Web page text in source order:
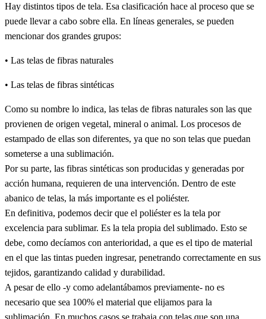
Hay distintos tipos de tela. Esa clasificación hace al proceso que se
puede llevar a cabo sobre ella. En líneas generales, se pueden
mencionar dos grandes grupos:
• Las telas de fibras naturales
• Las telas de fibras sintéticas
Como su nombre lo indica, las telas de fibras naturales son las que
provienen de origen vegetal, mineral o animal. Los procesos de
estampado de ellas son diferentes, ya que no son telas que puedan
someterse a una sublimación.
Por su parte, las fibras sintéticas son producidas y generadas por
acción humana, requieren de una intervención. Dentro de este
abanico de telas, la más importante es el poliéster.
En definitiva, podemos decir que el poliéster es la tela por
excelencia para sublimar. Es la tela propia del sublimado. Esto se
debe, como decíamos con anterioridad, a que es el tipo de material
en el que las tintas pueden ingresar, penetrando correctamente en sus
tejidos, garantizando calidad y durabilidad.
A pesar de ello -y como adelantábamos previamente- no es
necesario que sea 100% el material que elijamos para la
sublimación. En muchos casos se trabaja con telas que son una